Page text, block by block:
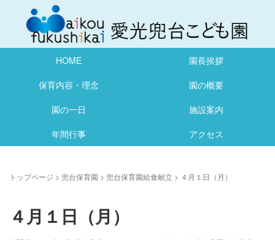
HOME
園長挨拶
保育内容・理念
園の概要
園の一日
施設案内
年間行事
アクセス
トップページ > 兜台保育園 > 兜台保育園給食献立 > ４月１日（月）
４月１日（月）